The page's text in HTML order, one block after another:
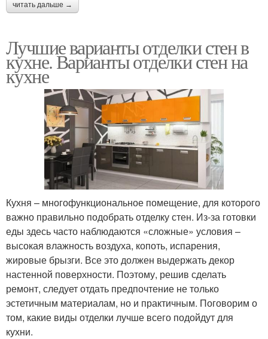
читать дальше →
Лучшие варианты отделки стен в
кухне. Варианты отделки стен на
кухне
Кухня – многофункциональное помещение, для которого
важно правильно подобрать отделку стен. Из-за готовки
еды здесь часто наблюдаются «сложные» условия –
высокая влажность воздуха, копоть, испарения,
жировые брызги. Все это должен выдержать декор
настенной поверхности. Поэтому, решив сделать
ремонт, следует отдать предпочтение не только
эстетичным материалам, но и практичным. Поговорим о
том, какие виды отделки лучше всего подойдут для
кухни.